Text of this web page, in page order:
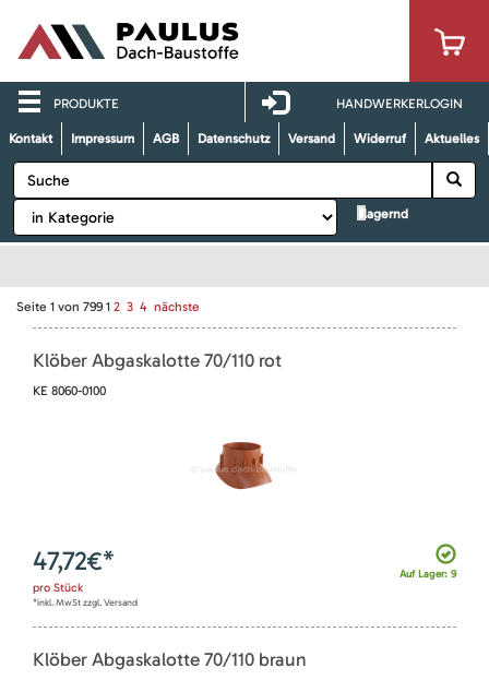
PRODUKTE HANDWERKERLOGIN
Kontakt Impressum AGB Datenschutz Versand Widerruf Aktuelles
lagernd
Seite 1 von 799 1 2 3 4 nächste
Klöber Abgaskalotte 70/110 rot
KE 8060-0100
Auf Lager: 9
47,72€*
pro Stück
*inkl. MwSt zzgl. Versand
Klöber Abgaskalotte 70/110 braun